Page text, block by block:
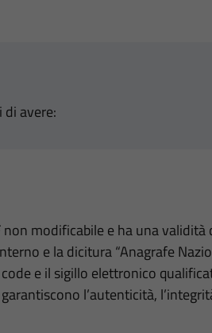
avere:
modificabile e ha una validità
e la dicitura “Anagrafe
e il sigillo elettronico
l’autenticità,